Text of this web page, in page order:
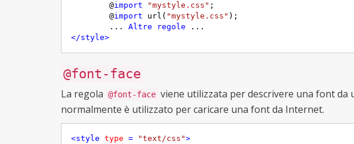
	@
import "mystyle.css" ;
	@
import url( "mystyle.css" );
	...
Altre regole
</style>
@font-face
La regola @font-face viene utilizzata per descrivere una font da
normalmente è utilizzato per caricare una font da Internet.
<style type = "text/css">